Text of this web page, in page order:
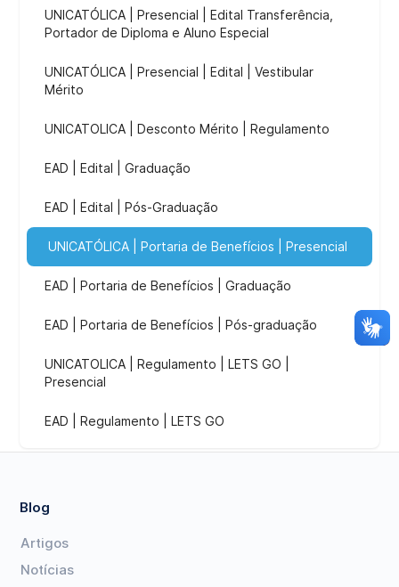
UNICATÓLICA | Presencial | Edital Transferência,
Portador de Diploma e Aluno Especial
UNICATÓLICA | Presencial | Edital | Vestibular
Mérito
UNICATOLICA | Desconto Mérito | Regulamento
EAD | Edital | Graduação
EAD | Edital | Pós-Graduação
UNICATÓLICA | Portaria de Benefícios | Presencial
EAD | Portaria de Benefícios | Graduação
EAD | Portaria de Benefícios | Pós-graduação
UNICATOLICA | Regulamento | LETS GO |
Presencial
EAD | Regulamento | LETS GO
Blog
Artigos
Notícias